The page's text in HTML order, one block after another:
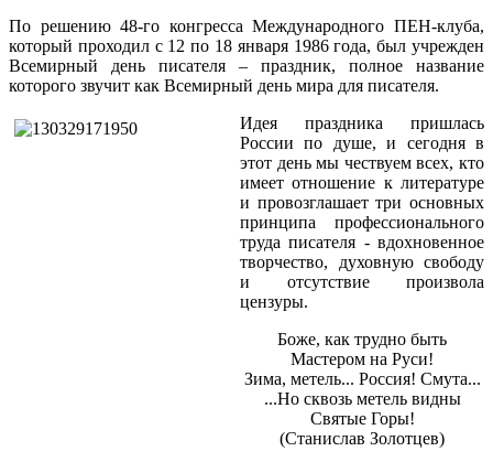
По решению 48-го конгресса Международного ПЕН-клуба,
который проходил с 12 по 18 января 1986 года, был учрежден
Всемирный день писателя – праздник, полное название
которого звучит как Всемирный день мира для писателя.
Идея праздника пришлась
России по душе, и сегодня в
этот день мы чествуем всех, кто
имеет отношение к литературе
и провозглашает три основных
принципа профессионального
труда писателя - вдохновенное
творчество, духовную свободу
и отсутствие произвола
цензуры.
Боже, как трудно быть
Мастером на Руси!
Зима, метель... Россия! Смута...
...Но сквозь метель видны
Святые Горы!
(Станислав Золотцев)